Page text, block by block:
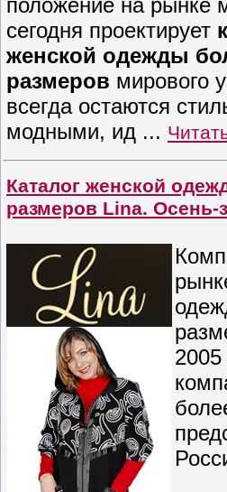
положение на рынке
сегодня проектирует
женской одежды
размеров мирового
всегда остаются
модными, ид ...
Каталог женской
размеров Lina. Осень-
2005